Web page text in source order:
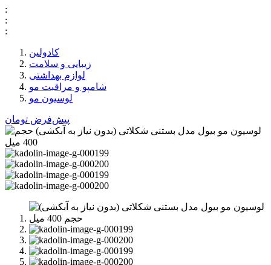
:
:
:
کادولین
زیبایی و سلامت
لوازم بهداشتی
شامپو و مراقبت مو
لوسیون مو
پیش‌فرض تومان